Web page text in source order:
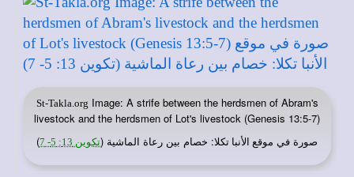
St-Takla.org Image: A strife between the herdsmen of Abram's
livestock and the herdsmen of Lot's livestock (Genesis 13:5-7)
صورة في موقع الأنبا تكلا: خصام بين رعاة الماشية (تكوين 13: 5- 7 )